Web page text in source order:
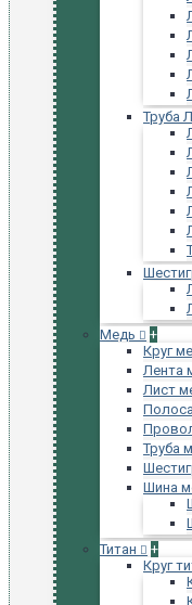
Труба
Медь
+
Круг
Лента
Лист
Труба
Шина
Титан
+
Круг